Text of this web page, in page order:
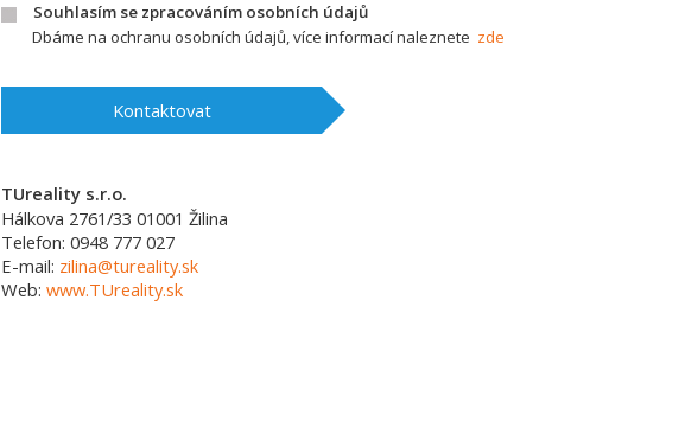
Souhlasím se zpracováním osobních údajů
Dbáme na ochranu osobních údajů, více informací naleznete zde
Kontaktovat
TUreality s.r.o.
Hálkova 2761/33 01001 Žilina
Telefon: 0948 777 027
E-mail: zilina@tureality.sk
Web: www.TUreality.sk